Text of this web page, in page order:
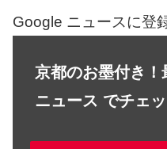
Google ニュースに登
京都のお墨付き
ニュース でチェ